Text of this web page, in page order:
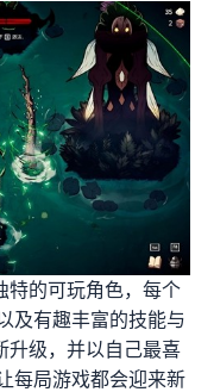
特的可玩角色，每个
及有趣丰富的技能与
升级，并以自己最喜
每局游戏都会迎来新